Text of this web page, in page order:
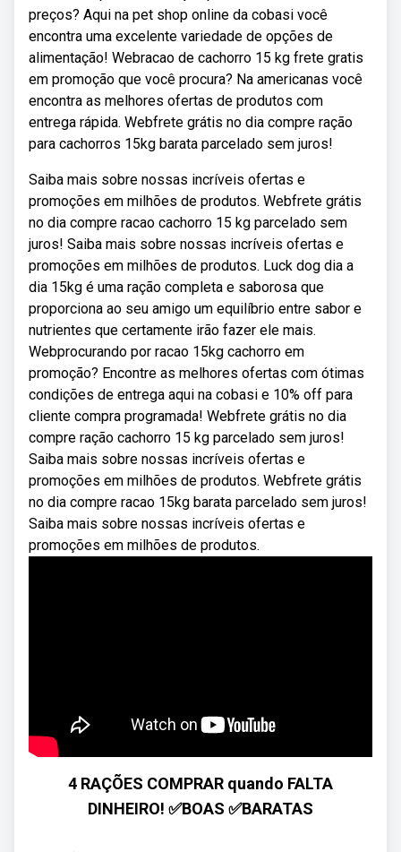
preços? Aqui na pet shop online da cobasi você
encontra uma excelente variedade de opções de
alimentação! Webracao de cachorro 15 kg frete gratis
em promoção que você procura? Na americanas você
encontra as melhores ofertas de produtos com
entrega rápida. Webfrete grátis no dia compre ração
para cachorros 15kg barata parcelado sem juros!
Saiba mais sobre nossas incríveis ofertas e
promoções em milhões de produtos. Webfrete grátis
no dia compre racao cachorro 15 kg parcelado sem
juros! Saiba mais sobre nossas incríveis ofertas e
promoções em milhões de produtos. Luck dog dia a
dia 15kg é uma ração completa e saborosa que
proporciona ao seu amigo um equilíbrio entre sabor e
nutrientes que certamente irão fazer ele mais.
Webprocurando por racao 15kg cachorro em
promoção? Encontre as melhores ofertas com ótimas
condições de entrega aqui na cobasi e 10% off para
cliente compra programada! Webfrete grátis no dia
compre ração cachorro 15 kg parcelado sem juros!
Saiba mais sobre nossas incríveis ofertas e
promoções em milhões de produtos. Webfrete grátis
no dia compre racao 15kg barata parcelado sem juros!
Saiba mais sobre nossas incríveis ofertas e
promoções em milhões de produtos.
4 RAÇÕES COMPRAR quando FALTA
DINHEIRO! ✅BOAS ✅BARATAS